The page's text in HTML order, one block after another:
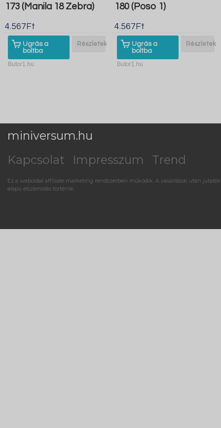
173 (Manila 18 Zebra)
4.567Ft
Ugrás a
boltba
Részletek
Butor1.hu
180 (Poso 1)
4.567Ft
Ugrás a
boltba
Részletek
Butor1.hu
miniversum.hu
Kapcsolat
Impresszum Trend
Ez a weboldal affiliate marketing rendszerben működik. A vásárlások után jutalék
alapú elszámolás történik.